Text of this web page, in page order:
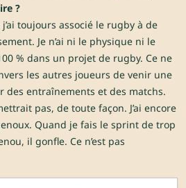
?
toujours associé le rugby à de
Je n’ai ni le physique ni le
% dans un projet de rugby. Ce ne
les autres joueurs de venir une
des entraînements et des matchs.
pas, de toute façon. J’ai encore
Quand je fais le sprint de trop
il gonfle. Ce n’est pas